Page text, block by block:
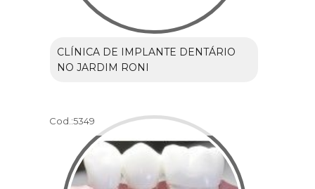
CLÍNICA DE IMPLANTE DENTÁRIO
NO JARDIM RONI
Cod.:5349